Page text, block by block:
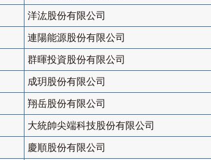
洋汯股份有限公司
連陽能源股份有限公司
群暉投資股份有限公司
成玥股份有限公司
翔岳股份有限公司
大統帥尖端科技股份有限公司
慶順股份有限公司